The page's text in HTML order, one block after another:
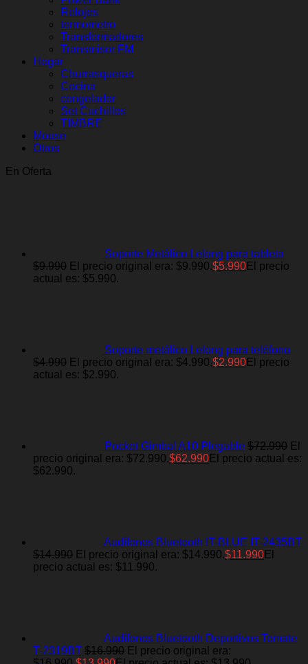
Relojes
termometro
Transformadores
Transmisor FM
Hogar
Churrasqueras
Cocina
congelador
Set Cuchillos
TIMBRE
Mouse
Otros
En Oferta
Soporte Metálico Lelong para tableta
$9.990 El precio original era: $9.990.$5.990El precio
actual es: $5.990.
Soporte metálico Lelong para teléfono
$4.990 El precio original era: $4.990.$2.990El precio
actual es: $2.990.
Pocket Gimbal A10 Plegable $72.990 El
precio original era: $72.990.$62.990El precio actual es:
$62.990.
Audífonos Bluetooth IT-BLUE IT-2435BT
$14.990 El precio original era: $14.990.$11.990El
precio actual es: $11.990.
Audífonos Bluetooth Deportivos Tomate
T-2319BT $16.990 El precio original era: